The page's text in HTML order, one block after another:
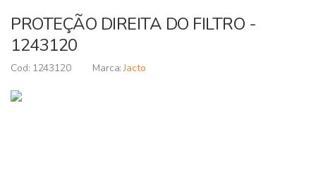
PROTEÇÃO DIREITA DO FILTRO -
1243120
1243120 Jacto